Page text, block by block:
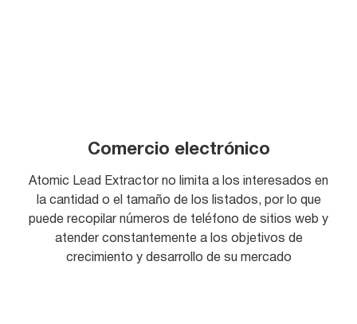
Comercio electrónico
Atomic Lead Extractor no limita a los interesados en
la cantidad o el tamaño de los listados, por lo que
puede recopilar números de teléfono de sitios web y
atender constantemente a los objetivos de
crecimiento y desarrollo de su mercado